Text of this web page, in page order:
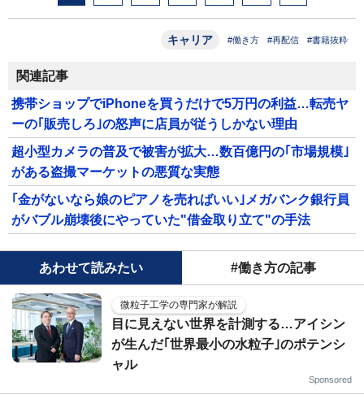
キャリア #働き方 #再配信 #書籍抜粋
関連記事
携帯ショップでiPhoneを買うだけで5万円の利益…転売ヤ
ーの｢販売しろ｣の怒声に店員が従うしかない理由
超小型カメラの普及で被害が拡大…数百億円の｢市場規模｣
がある盗撮マーケットの悪質な実態
｢金がないなら娘のピアノを売ればいい｣メガバンク銀行員
がバブル崩壊後にやっていた"借金取り立て"の手法
あわせて読みたい #働き方の記事
微粒子工学の専門家が解説
目に見えない世界を計測する…アイシン
が生んだ｢世界最小の水粒子｣のポテンシ
ャル
Sponsored